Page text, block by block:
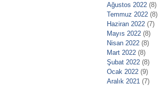
Ağustos 2022 (8)
Temmuz 2022 (8)
Haziran 2022 (7)
Mayıs 2022 (8)
Nisan 2022 (8)
Mart 2022 (8)
Şubat 2022 (8)
Ocak 2022 (9)
Aralık 2021 (7)